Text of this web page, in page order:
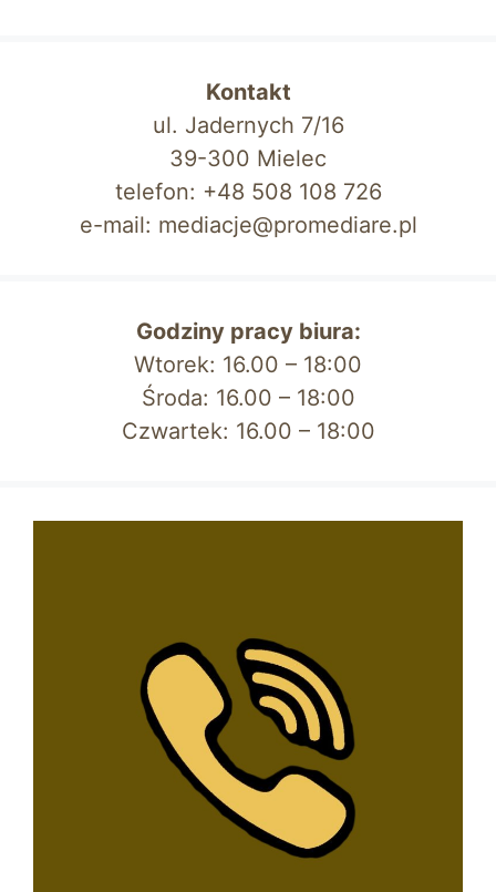
Kontakt
ul. Jadernych 7/16
39-300 Mielec
telefon: +48 508 108 726
e-mail: mediacje@promediare.pl
Godziny pracy biura:
Wtorek: 16.00 – 18:00
Środa: 16.00 – 18:00
Czwartek: 16.00 – 18:00